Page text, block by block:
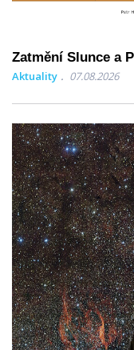
Zatmění Slunce a
Aktuality 07.08.2026